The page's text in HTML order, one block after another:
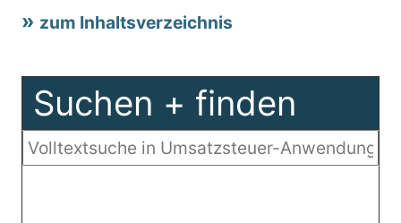
zum Inhaltsverzeichnis
Suchen + finden